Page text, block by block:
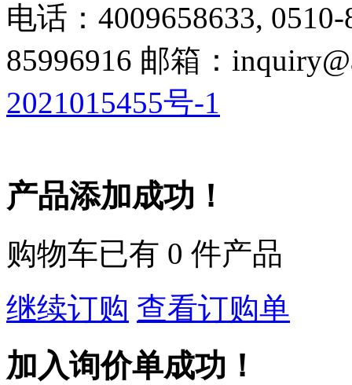
电话：4009658633,
85996916 邮箱：
2021015455号-1
产品添加成功！
购物车已有 0 件产品
继续订购 查看订购单
加入询价单成功！